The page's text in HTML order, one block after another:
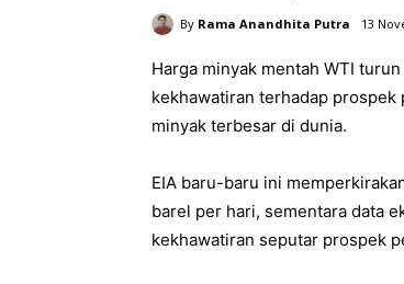
By Rama Anandhita Putra 13
Harga minyak mentah WTI
kekhawatiran terhadap prospek
minyak terbesar di dunia.
EIA baru-baru ini
barel per hari, sementara data
kekhawatiran seputar prospek